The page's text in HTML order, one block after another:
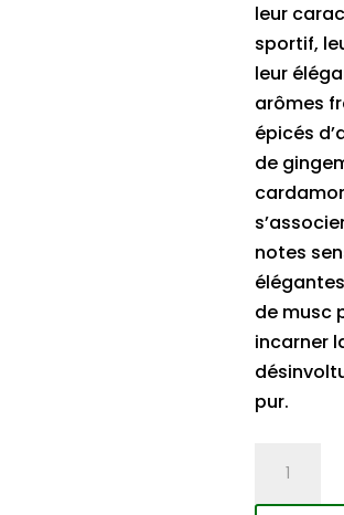
leur
sportif,
leur
arômes
épicés
de
notes
de musc
incarner
pur.